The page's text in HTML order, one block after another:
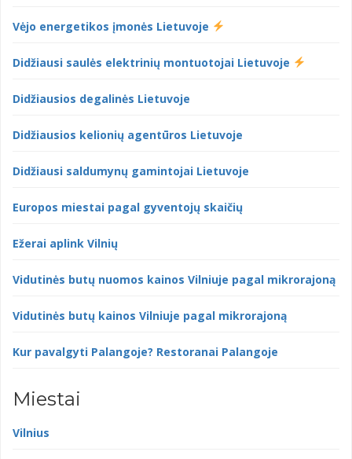
Vėjo energetikos įmonės Lietuvoje
Didžiausi saulės elektrinių montuotojai Lietuvoje
Didžiausios degalinės Lietuvoje
Didžiausios kelionių agentūros Lietuvoje
Didžiausi saldumynų gamintojai Lietuvoje
Europos miestai pagal gyventojų skaičių
Ežerai aplink Vilnių
Vidutinės butų nuomos kainos Vilniuje pagal mikrorajoną
Vidutinės butų kainos Vilniuje pagal mikrorajoną
Kur pavalgyti Palangoje? Restoranai Palangoje
Miestai
Vilnius